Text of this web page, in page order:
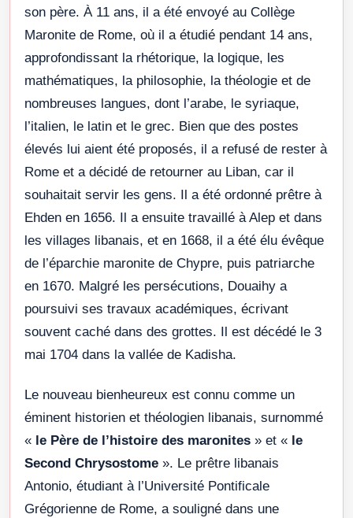
son père. À 11 ans, il a été envoyé au Collège
Maronite de Rome, où il a étudié pendant 14 ans,
approfondissant la rhétorique, la logique, les
mathématiques, la philosophie, la théologie et de
nombreuses langues, dont l’arabe, le syriaque,
l’italien, le latin et le grec. Bien que des postes
élevés lui aient été proposés, il a refusé de rester à
Rome et a décidé de retourner au Liban, car il
souhaitait servir les gens. Il a été ordonné prêtre à
Ehden en 1656. Il a ensuite travaillé à Alep et dans
les villages libanais, et en 1668, il a été élu évêque
de l’éparchie maronite de Chypre, puis patriarche
en 1670. Malgré les persécutions, Douaihy a
poursuivi ses travaux académiques, écrivant
souvent caché dans des grottes. Il est décédé le 3
mai 1704 dans la vallée de Kadisha.
Le nouveau bienheureux est connu comme un
éminent historien et théologien libanais, surnommé
« le Père de l’histoire des maronites » et « le
Second Chrysostome ». Le prêtre libanais
Antonio, étudiant à l’Université Pontificale
Grégorienne de Rome, a souligné dans une